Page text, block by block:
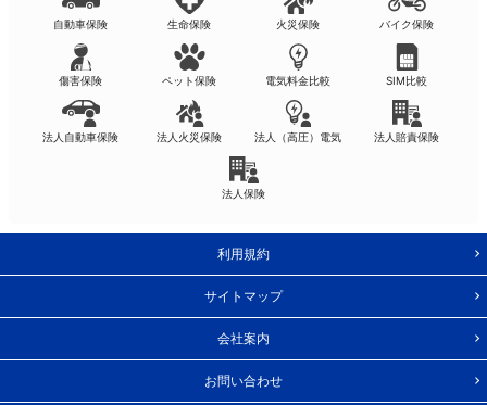
自動車保険 生命保険 火災保険 バイク保険
傷害保険 ペット保険 電気料金比較 SIM比較
法人自動車保険 法人火災保険 法人（高圧）電気 法人賠責保険
法人保険
利用規約
サイトマップ
会社案内
お問い合わせ